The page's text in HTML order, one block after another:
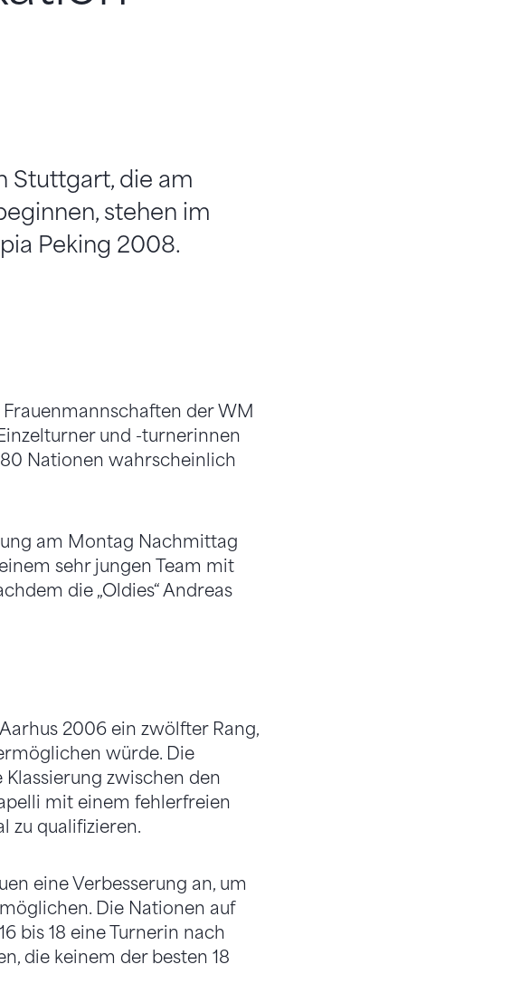
Stuttgart, die am
stehen im
Peking 2008.
der WM
und -turnerinnen
Nationen wahrscheinlich
am Montag Nachmittag
sehr jungen Team mit
die „Oldies“ Andreas
2006 ein zwölfter Rang,
würde. Die
zwischen den
mit einem fehlerfreien
zu qualifizieren.
eine Verbesserung an, um
Die Nationen auf
bis 18 eine Turnerin nach
die keinem der besten 18